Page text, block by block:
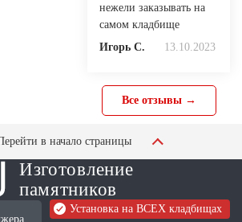
нежели заказывать на
самом кладбище
Игорь С.
13.10.2023
Все отзывы →
в начало страницы
Изготовление
памятников
Установка на ВСЕХ кладбищах